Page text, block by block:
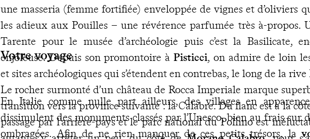
une masseria (femme fortifiée) enveloppée de vignes et d’oliviers
les adieux aux Pouilles – une révérence parfumée très à-propos.
Tarente pour le musée d’archéologie puis c’est la Basilicate,
enjôleuse. Depuis son promontoire à Pisticci, on admire de loin
et sites archéologiques qui s’étendent en contrebas, le long de la
Le rocher surmonté d’un château de Rocca Imperiale marque
transition vers la province suivante : la Calabre. Du flanc est à la
passage par l’arrière-pays et le parc national du Pollino est
Votre voyage
En Italie comme nulle part ailleurs, des villages en
dissimulent des monuments classés par l’Unesco, bien au frais sur
ombragées. Afin de ne rien manquer de ces petits trésors, la